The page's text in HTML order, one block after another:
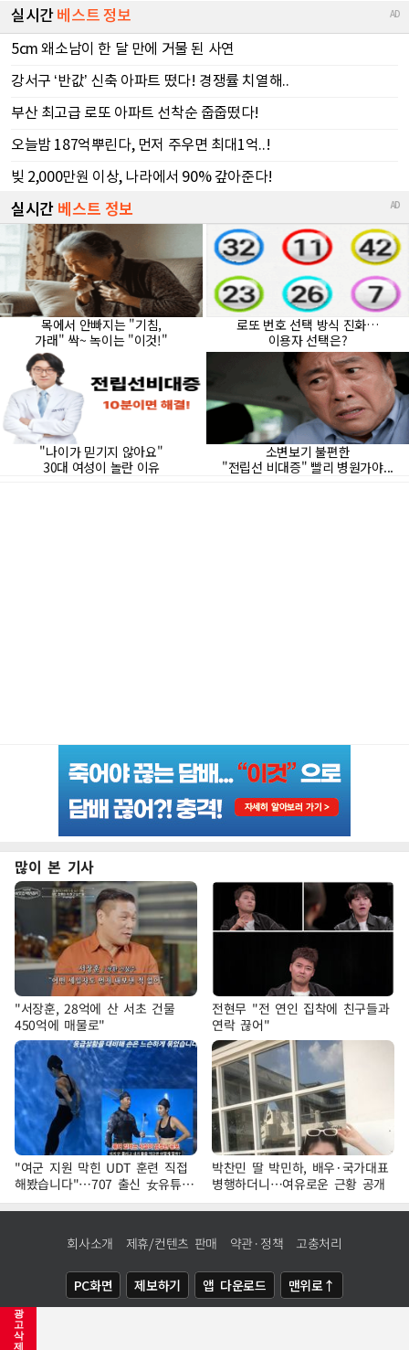
광
고
삭
제
많이 본 기사
"서장훈, 28억에 산 서초 건물
450억에 매물로"
전현무 "전 연인 집착에 친구들과
연락 끊어"
"여군 지원 막힌 UDT 훈련 직접
해봤습니다"…707 출신 女유튜버
'완벽 소화'
박찬민 딸 박민하, 배우·국가대표
병행하더니…여유로운 근황 공개
회사소개 제휴/컨텐츠 판매 약관·정책 고충처리
PC화면 제보하기 앱 다운로드 맨위로↑